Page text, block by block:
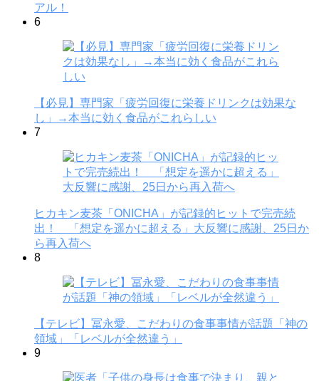
アル！
6
【必見】専門家「疲労回復に栄養ドリンクは効果な
し」→本当に効く食品がこれらしい
7
ヒカキン麦茶「ONICHA」が記録的ヒットで完売続
出！ 「想定を遥かに超える」大反響に感謝、25日か
ら再入荷へ
8
【テレビ】冨永愛、こだわりの食事事情が話題「神の
領域」「レベルが全然違う」
9